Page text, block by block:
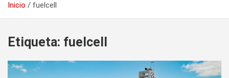
Inicio fuelcell
Etiqueta: fuelcell